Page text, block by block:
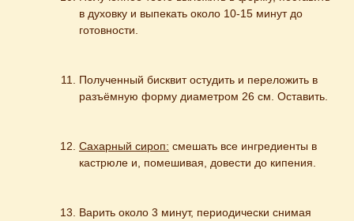
в духовку и выпекать около 10-15 минут до
готовности.
Полученный бисквит остудить и переложить в
разъёмную форму диаметром 26 см. Оставить.
Сахарный сироп: смешать все ингредиенты в
кастрюле и, помешивая, довести до кипения.
Варить около 3 минут, периодически снимая